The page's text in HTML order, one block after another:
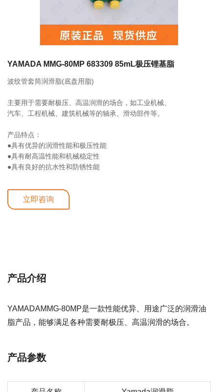
q1508@126.COM
深圳市南山区前海路振业国际商务中心21楼2102
FS2-4 400ml 249053 LUBE润滑脂
脂
YAMADA MMG-80MP 683309 85mL极压锂基脂
波纹管套筒润滑脂(底盘用脂)
主要用于需要耐极压、高温润滑的场合，如工业机械、
汽车、工程机械、建筑机械等的轴承、滑动部件等。
产品特点：
●具有优异的润滑性能和极压性能
●具有耐高温性能和机械稳定性
●具有良好的抗水性和防锈性能
立即咨询
产品介绍
YAMADAMMG-80MP是一款性能优异、用途广泛的润滑油
脂产品，能够满足各种需要耐极压、高温润滑的场合。
产品参数